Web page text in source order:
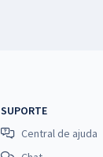
SUPORTE
Central de ajuda